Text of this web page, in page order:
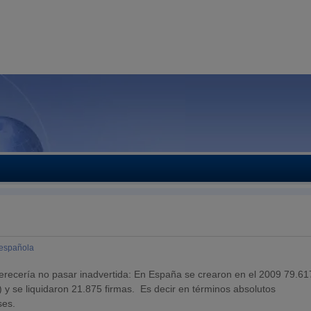
no pasar inadvertida: En España se crearon en el 2009
se liquidaron 21.875 firmas. Es decir en términos absolutos